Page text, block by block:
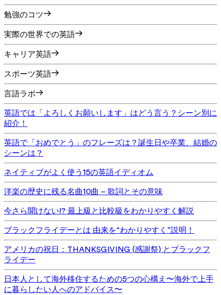
勉強のコツ
実際の世界での英語
キャリア英語
スポーツ英語
言語ラボ
英語では「よろしくお願いします」はどう言う？シーン別に
紹介！
英語で「おめでとう」のフレーズは？誕生日や卒業、結婚の
シーンは？
ネイティブがよく使う15の英語イディオム
洋楽の歴史に残る名曲10曲 – 歌詞とその意味
今さら聞けない!? 最上級と比較級をわかりやすく解説
ブラックフライデーとは 由来を“わかりやすく”説明！
アメリカの祝日：THANKSGIVING (感謝祭) とブラックフ
ライデー
日本人として海外移住するための5つの心構え〜海外で上手
に暮らしたい人へのアドバイス〜